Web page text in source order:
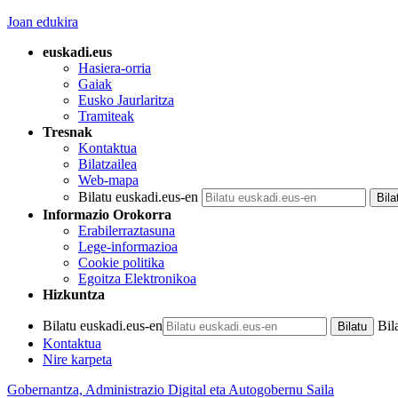
Joan edukira
euskadi.eus
Hasiera-orria
Gaiak
Eusko Jaurlaritza
Tramiteak
Tresnak
Kontaktua
Bilatzailea
Web-mapa
Bilatu euskadi.eus-en
Informazio Orokorra
Erabilerraztasuna
Lege-informazioa
Cookie politika
Egoitza Elektronikoa
Hizkuntza
Bilatu euskadi.eus-en
Kontaktua
Nire karpeta
Gobernantza, Administrazio Digital eta Autogobernu Saila